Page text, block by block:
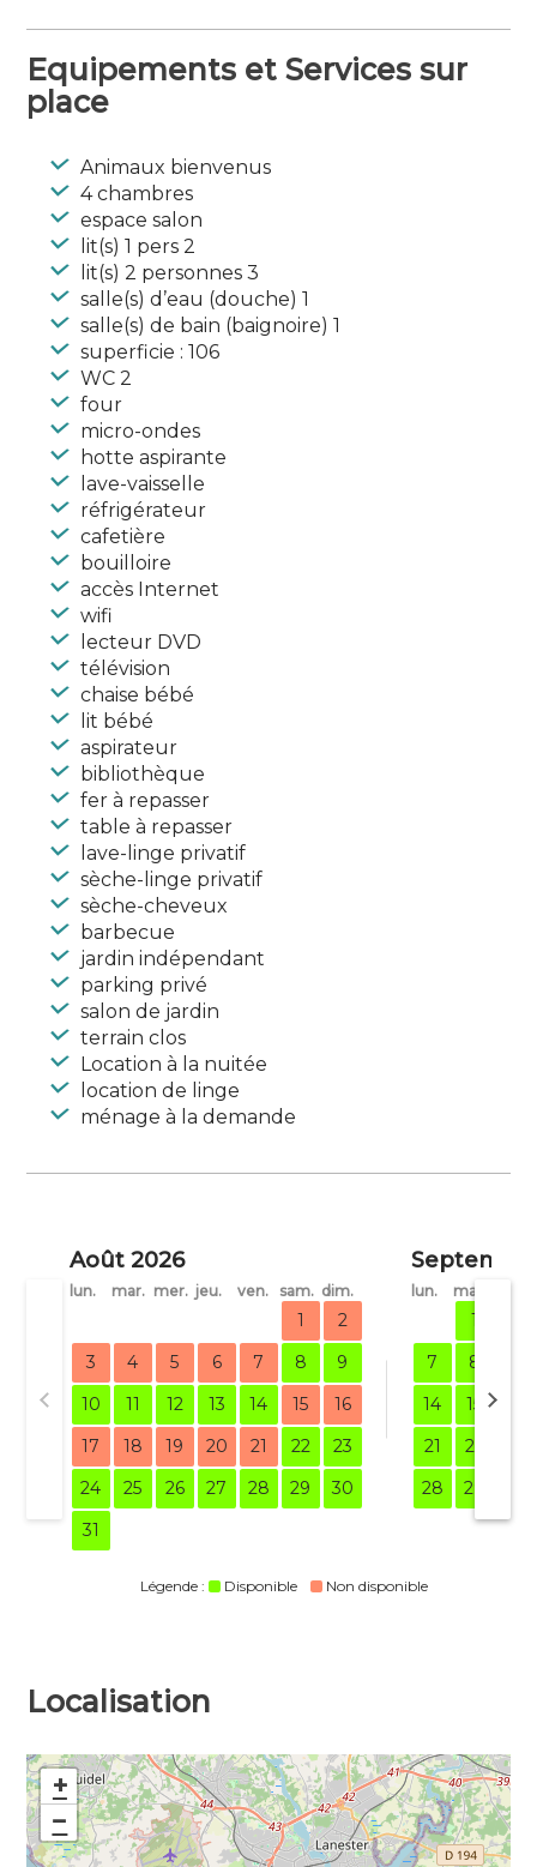
Equipements et Services sur
place
Animaux bienvenus
4 chambres
espace salon
lit(s) 1 pers 2
lit(s) 2 personnes 3
salle(s) d’eau (douche) 1
salle(s) de bain (baignoire) 1
superficie : 106
WC 2
four
micro-ondes
hotte aspirante
lave-vaisselle
réfrigérateur
cafetière
bouilloire
accès Internet
wifi
lecteur DVD
télévision
chaise bébé
lit bébé
aspirateur
bibliothèque
fer à repasser
table à repasser
lave-linge privatif
sèche-linge privatif
sèche-cheveux
barbecue
jardin indépendant
parking privé
salon de jardin
terrain clos
Location à la nuitée
location de linge
ménage à la demande
Août 2026
lun. mar. mer. jeu. ven. sam. dim.
1
2
3
4 5 6 7 8
9
10
11 12 13 14 15
16
17
18 19 20 21 22
23
24
25 26 27 28 29
30
31
lun. mar.
1
7
8
14
15
21
22
28
29
Légende : Disponible Non disponible
Localisation
+
−